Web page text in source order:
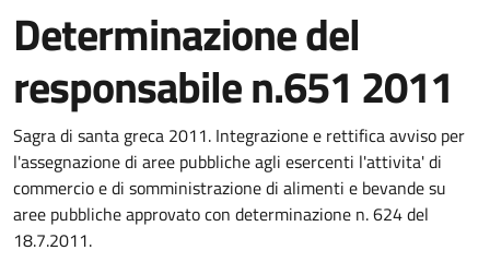
Determinazione del
responsabile n.651 2011
Dettaglio del documento
Sagra di santa greca 2011. Integrazione e rettifica avviso per
l'assegnazione di aree pubbliche agli esercenti l'attivita' di
commercio e di somministrazione di alimenti e bevande su
aree pubbliche approvato con determinazione n. 624 del
18.7.2011.